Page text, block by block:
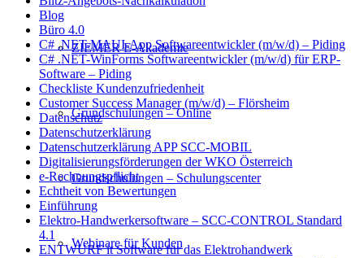
ZIEMER E-Akademie
Grundschulungen – Online
Grundschulungen – Schulungscenter
Webinare für Kunden
Blog
Büro 4.0
C# .NET-MAUI-App Softwareentwickler (m/w/d) – Piding
C# .NET-WinForms Softwareentwickler (m/w/d) für ERP-
Software – Piding
Checkliste Kundenzufriedenheit
Customer Success Manager (m/w/d) – Flörsheim
Datenschutz
Datenschutzerklärung
Datenschutzerklärung APP SCC-MOBIL
Digitalisierungsförderungen der WKO Österreich
e-Rechnungspflicht
Echtheit von Bewertungen
Einführung
Elektro-Handwerkersoftware – SCC-CONTROL Standard
4.1
ENTWURF it Software für das Elektrohandwerk